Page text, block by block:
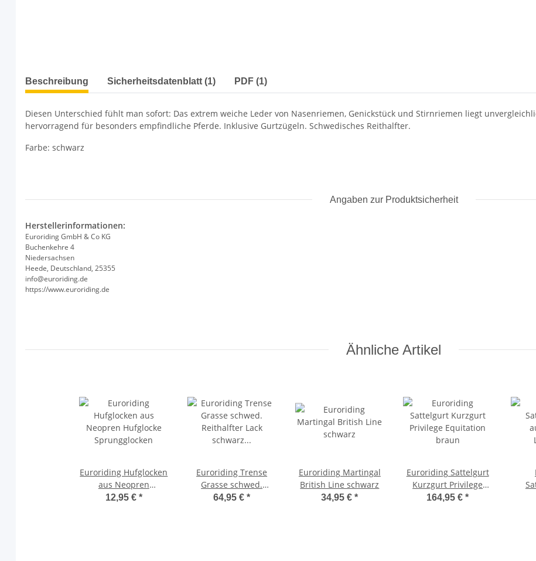
weitere Registerkarten anzeigen
Beschreibung Sicherheitsdatenblatt (1) PDF (1)
Diesen Unterschied fühlt man sofort: Das extrem weiche Leder von Nasenriemen, Genickstück und Stirnriemen liegt
hervorragend für besonders empfindliche Pferde. Inklusive Gurtzügeln. Schwedisches Reithalfter.
Farbe: schwarz
Angaben zur Produktsicherheit
Herstellerinformationen:
Euroriding GmbH & Co KG
Buchenkehre 4
Niedersachsen
Heede, Deutschland, 25355
info@euroriding.de
https://www.euroriding.de
Ähnliche Artikel
Euroriding Hufglocken
aus Neopren
Hufglocke
12,95 € *
Euroriding Trense
Grasse schwed.
Reithalfter Lack
64,95 €*
Euroriding Martingal
British Line schwarz
34,95 €*
Euroriding Sattelgurt
Kurzgurt Privilege
Equitation braun
164,95 €*